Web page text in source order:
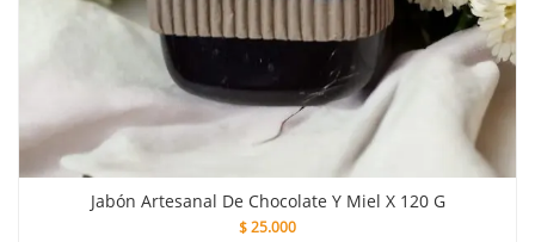
Y Miel X 120 G Jabón Artesanal De